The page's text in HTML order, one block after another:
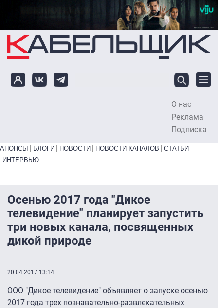
Перейти к основному содержанию
О нас
Реклама
Подписка
Primary links bottom
АНОНСЫ БЛОГИ НОВОСТИ НОВОСТИ КАНАЛОВ
СТАТЬИ
ИНТЕРВЬЮ
Осенью 2017 года "Дикое
телевидение" планирует запустить
три новых канала, посвященных
дикой природе
20.04.2017 13:14
ООО "Дикое телевидение" объявляет о запуске осенью
2017 года трех познавательно-развлекательных